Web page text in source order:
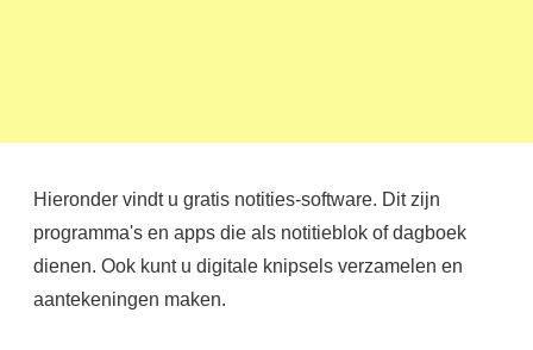
Hieronder vindt u gratis notities-software. Dit zijn
programma's en apps die als notitieblok of dagboek
dienen. Ook kunt u digitale knipsels verzamelen en
aantekeningen maken.